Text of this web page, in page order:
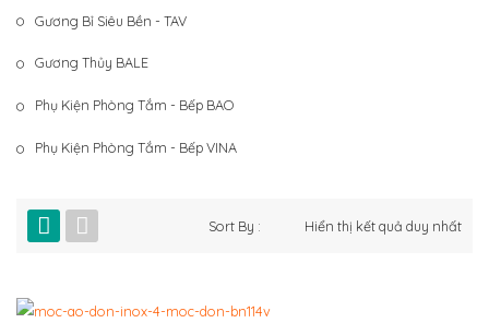
Gương Bỉ Siêu Bền - TAV
Gương Thủy BALE
Phụ Kiện Phòng Tắm - Bếp BAO
Phụ Kiện Phòng Tắm - Bếp VINA
Hiển thị kết quả duy nhất
Sort By :